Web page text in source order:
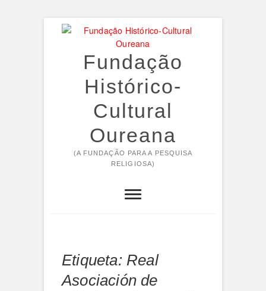
Fundação
Histórico-
Cultural
Oureana
(A FUNDAÇÃO PARA A PESQUISA
RELIGIOSA)
Etiqueta: Real
Asociación de